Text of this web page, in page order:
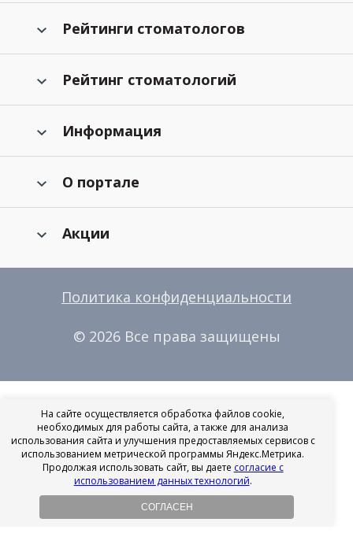
Рейтинги стоматологов
Рейтинг стоматологий
Информация
О портале
Акции
Политика конфиденциальности
© 2026 Все права защищены
На сайте осуществляется обработка файлов cookie,
необходимых для работы сайта, а также для анализа
использования сайта и улучшения предоставляемых сервисов с
использованием метрической программы Яндекс.Метрика.
Продолжая использовать сайт, вы даете согласие с
использованием данных технологий.
СОГЛАСЕН